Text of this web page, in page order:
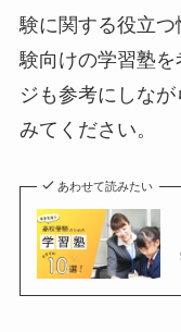
験に関する役立
験向けの学習塾
ジも参考にしな
みてください。
あわせて読みたい